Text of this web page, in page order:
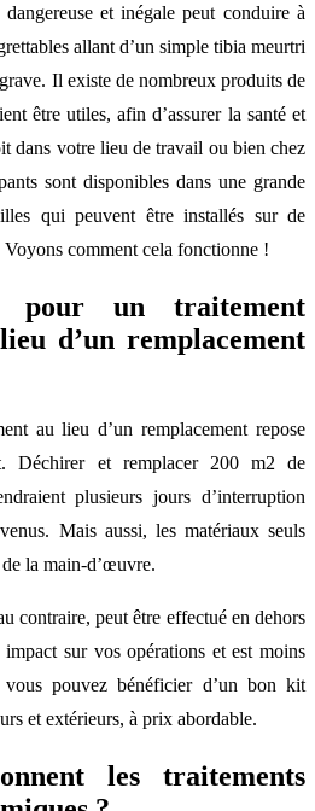
et inégale peut conduire à
allant d’un simple tibia meurtri
Il existe de nombreux produits de
être utiles, afin d’assurer la santé et
dans votre lieu de travail ou bien chez
sont disponibles dans une grande
qui peuvent être installés sur de
comment cela fonctionne !
pour un traitement
d’un remplacement
au lieu d’un remplacement repose
Déchirer et remplacer 200 m2 de
plusieurs jours d’interruption
Mais aussi, les matériaux seuls
la main-d’œuvre.
contraire, peut être effectué en dehors
impact sur vos opérations et est moins
pouvez bénéficier d’un bon kit
et extérieurs, à prix abordable.
les traitements